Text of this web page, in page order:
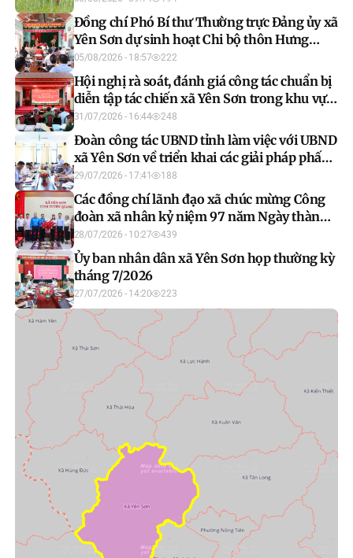
Đồng chí Phó Bí thư Thường trực Đảng ủy xã
Yên Sơn dự sinh hoạt Chi bộ thôn Hưng
Thịnh
05/08/2026 - 18:57 222
Hội nghị rà soát, đánh giá công tác chuẩn bị
diễn tập tác chiến xã Yên Sơn trong khu vực
phòng thủ năm 2026
31/07/2026 - 16:44 248
Đoàn công tác UBND tỉnh làm việc với UBND
xã Yên Sơn về triển khai các giải pháp phấn
đấu hoàn thành mục tiêu tăng trưởng GRDP
hai con số
29/07/2026 - 17:41 188
Các đồng chí lãnh đạo xã chúc mừng Công
đoàn xã nhân kỷ niệm 97 năm Ngày thành
lập Công đoàn Việt Nam
28/07/2026 - 10:27 439
Ủy ban nhân dân xã Yên Sơn họp thường kỳ
tháng 7/2026
27/07/2026 - 14:20 223